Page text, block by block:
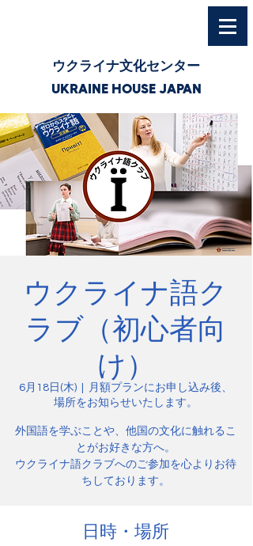
ウクライナ文化センター
UKRAINE HOUSE JAPAN
ウクライナ語ク
ラブ（初心者向
け）
6月18日(木)
月額プランにお申し込み後、
場所をお知らせいたします。
外国語を学ぶことや、他国の文化に触れるこ
とがお好きな方へ。
ウクライナ語クラブへのご参加を心よりお待
ちしております。
日時・場所